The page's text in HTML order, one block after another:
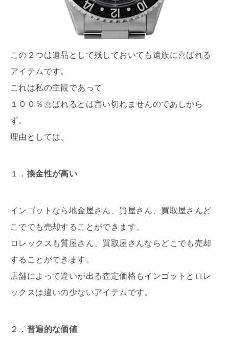
この２つは遺品として残しておいても遺族に喜ばれる
アイテムです。
これは私の主観であって
１００％喜ばれるとは言い切れませんのであしから
ず。
理由としては、
１． 換金性が高い
インゴットなら地金屋さん、質屋さん、買取屋さんど
こででも売却することができます。
ロレックスも質屋さん、買取屋さんならどこでも売却
することができます。
店舗によって違いが出る査定価格もインゴットとロレ
ックスは違いの少ないアイテムです。
２． 普遍的な価値